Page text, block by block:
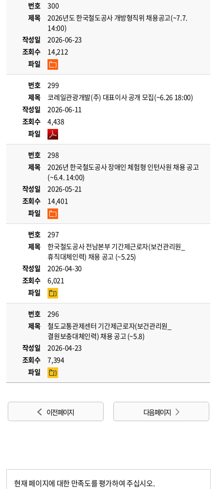
번호
300
제목
2026년도 한국철도공사 개방형직위 채용공고(~7.7.
14:00)
작성일
2026-06-23
조회수
14,212
파일
번호
299
제목
코레일관광개발(주) 대표이사 공개 모집(~6.26 18:00)
작성일
2026-06-11
조회수
4,438
파일
번호
298
제목
2026년 한국철도공사 장애인 체험형 인턴사원 채용 공고
(~6.4. 14:00)
작성일
2026-05-21
조회수
14,401
파일
번호
297
제목
한국철도공사 전남본부 기간제근로자(보건관리원_
휴직대체인력) 채용 공고 (~5.25)
작성일
2026-04-30
조회수
6,021
파일
번호
296
제목
철도교통관제센터 기간제근로자(보건관리원_
결원보충대체인력) 채용 공고 (~5.8)
작성일
2026-04-23
조회수
7,394
파일
이전 페이지 다음 페이지
현재 페이지에 대한 만족도를 평가하여 주십시오.